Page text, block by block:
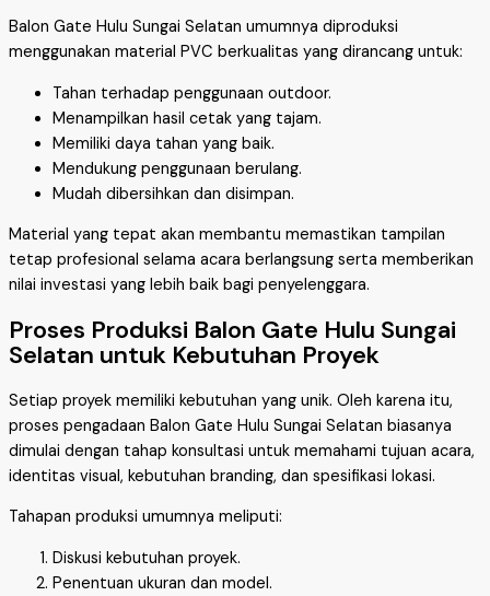
Balon Gate Hulu Sungai Selatan umumnya diproduksi
menggunakan material PVC berkualitas yang dirancang untuk:
Tahan terhadap penggunaan outdoor.
Menampilkan hasil cetak yang tajam.
Memiliki daya tahan yang baik.
Mendukung penggunaan berulang.
Mudah dibersihkan dan disimpan.
Material yang tepat akan membantu memastikan tampilan
tetap profesional selama acara berlangsung serta memberikan
nilai investasi yang lebih baik bagi penyelenggara.
Proses Produksi Balon Gate Hulu Sungai
Selatan untuk Kebutuhan Proyek
Setiap proyek memiliki kebutuhan yang unik. Oleh karena itu,
proses pengadaan Balon Gate Hulu Sungai Selatan biasanya
dimulai dengan tahap konsultasi untuk memahami tujuan acara,
identitas visual, kebutuhan branding, dan spesifikasi lokasi.
Tahapan produksi umumnya meliputi:
Diskusi kebutuhan proyek.
Penentuan ukuran dan model.